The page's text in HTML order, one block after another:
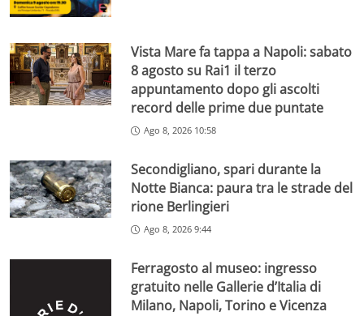
Vista Mare fa tappa a Napoli: sabato
8 agosto su Rai1 il terzo
appuntamento dopo gli ascolti
record delle prime due puntate
Ago 8, 2026 10:58
Secondigliano, spari durante la
Notte Bianca: paura tra le strade del
rione Berlingieri
Ago 8, 2026 9:44
Ferragosto al museo: ingresso
gratuito nelle Gallerie d’Italia di
Milano, Napoli, Torino e Vicenza